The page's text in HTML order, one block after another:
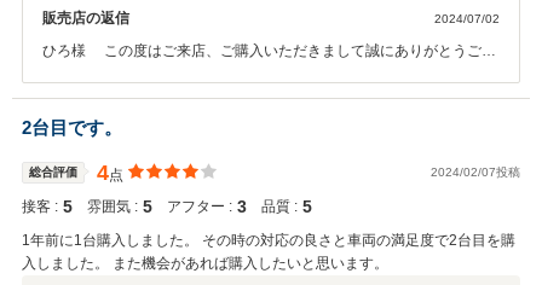
販売店の返信 2024/07/02
ひろ様 この度はご来店、ご購入いただきまして誠にありがとうござ
車確認、ご来店いただく際のお電話で道が狭い箇所が少しあるとお伝
えできてなかったようですね。 以後、周知させていただきます。ご意
見ありがとうございます。 今後とも、どうぞ宜しくお願い致します。
2台目です。
総合評価 4点 2024/02/07投稿
接客 : 5 雰囲気 : 5 アフター : 3 品質 : 5
1年前に1台購入しました。 その時の対応の良さと車両の満足度で2台目を購
入しました。 また機会があれば購入したいと思います。